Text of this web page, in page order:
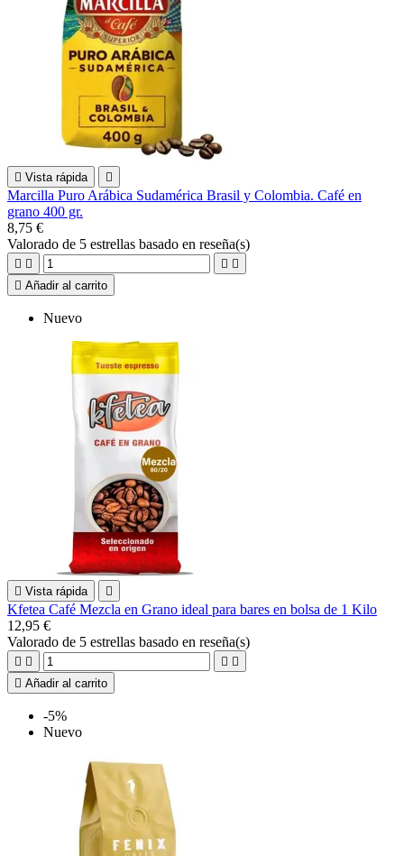
 Vista rápida 
Marcilla Puro Arábica Sudamérica Brasil y Colombia. Café en
grano 400 gr.
8,75 €
Valorado de 5 estrellas basado en reseña(s)
   
 Añadir al carrito
Nuevo
 Vista rápida 
Kfetea Café Mezcla en Grano ideal para bares en bolsa de 1 Kilo
12,95 €
Valorado de 5 estrellas basado en reseña(s)
   
 Añadir al carrito
-5%
Nuevo